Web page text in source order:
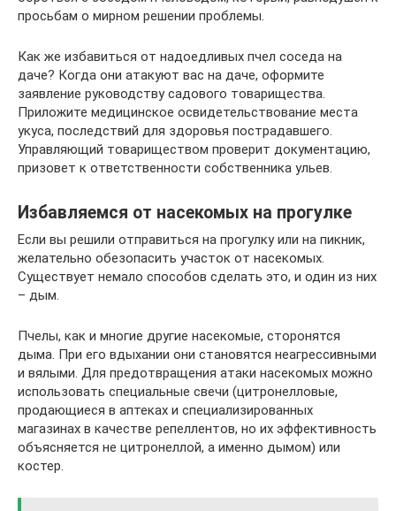
просьбам о мирном решении проблемы.
Как же избавиться от надоедливых пчел соседа на
даче? Когда они атакуют вас на даче, оформите
заявление руководству садового товарищества.
Приложите медицинское освидетельствование места
укуса, последствий для здоровья пострадавшего.
Управляющий товариществом проверит документацию,
призовет к ответственности собственника ульев.
Избавляемся от насекомых на прогулке
Если вы решили отправиться на прогулку или на пикник,
желательно обезопасить участок от насекомых.
Существует немало способов сделать это, и один из них
– дым.
Пчелы, как и многие другие насекомые, сторонятся
дыма. При его вдыхании они становятся неагрессивными
и вялыми. Для предотвращения атаки насекомых можно
использовать специальные свечи (цитронелловые,
продающиеся в аптеках и специализированных
магазинах в качестве репеллентов, но их эффективность
объясняется не цитронеллой, а именно дымом) или
костер.